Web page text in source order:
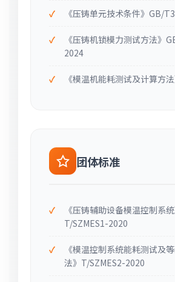
《压铸单元技术条件》GB/
《压铸机锁模力测试方法》
2024
《模温机能耗测试及计算方法
团体标准
《压铸辅助设备模温控制系统
T/SZMES1-2020
《模温控制系统能耗测试及
法》T/SZMES2-2020